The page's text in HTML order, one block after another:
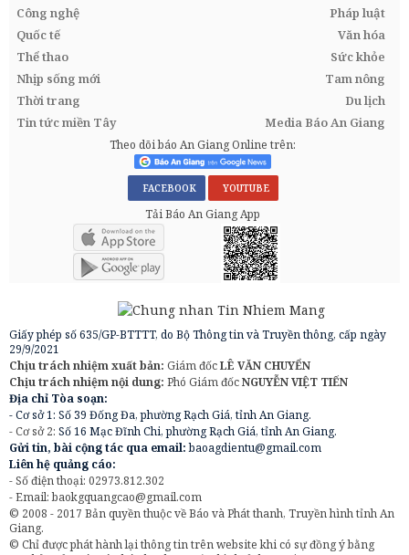
Công nghệ
Pháp luật
Quốc tế
Văn hóa
Thể thao
Sức khỏe
Nhịp sống mới
Tam nông
Thời trang
Du lịch
Tin tức miền Tây
Media Báo An Giang
Theo dõi báo An Giang Online trên:
FACEBOOK YOUTUBE
Tải Báo An Giang App
Giấy phép số 635/GP-BTTTT, do Bộ Thông tin và Truyền thông, cấp ngày
29/9/2021
Chịu trách nhiệm xuất bản: Giám đốcLÊ VĂN CHUYỂN
Chịu trách nhiệm nội dung: Phó Giám đốcNGUYỄN VIỆT TIẾN
Địa chỉ Tòa soạn:
- Cơ sở 1: Số 39 Đống Đa, phường Rạch Giá, tỉnh An Giang.
- Cơ sở 2: Số 16 Mạc Đĩnh Chi, phường Rạch Giá, tỉnh An Giang.
Gửi tin, bài cộng tác qua email:baoagdientu@gmail.com
Liên hệ quảng cáo:
- Số điện thoại: 02973.812.302
- Email:baokgquangcao@gmail.com
© 2008 - 2017 Bản quyền thuộc về Báo và Phát thanh, Truyền hình tỉnh An
Giang.
© Chỉ được phát hành lại thông tin trên website khi có sự đồng ý bằng